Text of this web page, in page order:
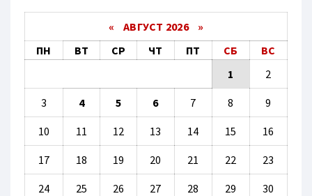
« АВГУСТ 2026 »
ПН
ВТ СР ЧТ ПТ СБ
ВС
1
2
3 4 5 6 7 8 9
10 11 12 13 14 15 16
17 18 19 20 21 22 23
24 25 26 27 28 29 30